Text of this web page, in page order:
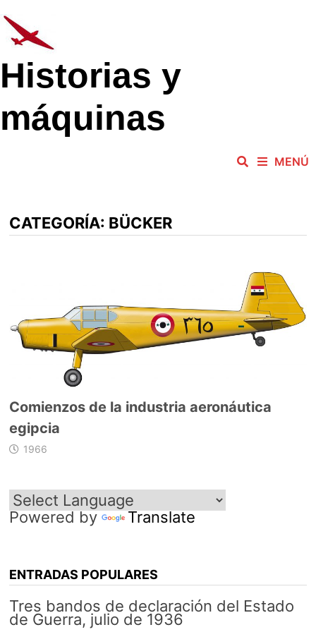
al
contenido
Historias y
máquinas
MENÚ
CATEGORÍA: BÜCKER
Comienzos de la industria aeronáutica
egipcia
1966
Powered by Translate
ENTRADAS POPULARES
Tres bandos de declaración del Estado
de Guerra, julio de 1936